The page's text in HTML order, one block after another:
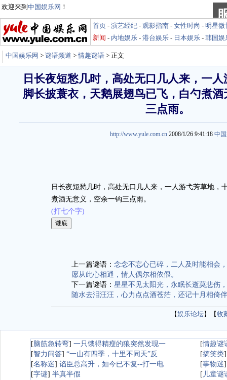
欢迎来到 中国娱乐网 ！
首页 - 演艺经纪 - 观影指南 - 女性时尚 - 明星微
新闻 - 内地娱乐 - 港台娱乐 - 日本娱乐 - 韩国娱
中国娱乐网 > 谜语频道 >情趣谜语 > 正文
日长夜短愁几时，高处无口几人来，一
脚长披蓑衣，天鹅展翅鸟已飞，白勺煮
三点雨。
http://www.yule.com.cn 2008/1/26 9:41:18 中
日长夜短愁几时，高处无口几人来，一人游弋芳草地，
煮酒无意义，空余一钩三点雨。
(打七个字)
上一篇谜语： 念念不忘心已碎，二人及时能相会
愿从此心相通，情人偶尔相依偎。
下一篇谜语： 星星不见太阳光，永眠长逝莫悲伤
随水去泪汪汪，心力点点酒苍茫，还记十月相倚
【娱乐论坛】【收
[脑筋急转弯] 一只饿得精瘦的狼突然发现一 [情趣谜
[智力问答] “一山有四季，十里不同天”反 [搞笑类
[名称迷] 谄臣总高升，如今已不复--打一电 [事物迷
[字谜] 半真半假 [ 儿童谜